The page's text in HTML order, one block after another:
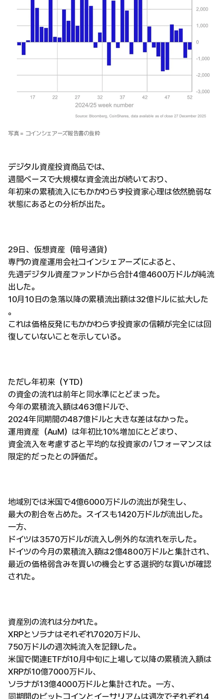
写真 = コインシェアーズ報告書の抜粋
デジタル資産投資商品では、
週間ベースで大規模な資金流出が続いており、
年初来の累積流入にもかかわらず投資家心理は依然脆弱な
状態にあるとの分析が出た。
29日、仮想資産（暗号通貨）
専門の資産運用会社コインシェアーズによると、
先週デジタル資産ファンドから合計4億4600万ドルが純流
出した。
10月10日の急落以降の累積流出額は32億ドルに拡大した
。
これは価格反発にもかかわらず投資家の信頼が完全には回
復していないことを示している。
ただし年初来（YTD）
の資金の流れは前年と同水準にとどまった。
今年の累積流入額は463億ドルで、
2024年同期間の487億ドルと大きな差はなかった。
運用資産（AuM）は年初比10%増加にとどまり、
資金流入を考慮すると平均的な投資家のパフォーマンスは
限定的だったとの評価だ。
地域別では米国で4億6000万ドルの流出が発生し、
最大の割合を占めた。スイスも1420万ドルが流出した。
一方、
ドイツは3570万ドルが流入し例外的な流れを示した。
ドイツの今月の累積流入額は2億4800万ドルと集計され、
最近の価格弱含みを買いの機会とする選択的な買いが確認
された。
資産別の流れは分かれた。
XRPとソラナはそれぞれ7020万ドル、
750万ドルの週次純流入を記録した。
米国で関連ETFが10月中旬に上場して以降の累積流入額は
XRPが10億7000万ドル、
ソラナが13億4000万ドルと集計された。一方、
同期間のビットコインとイーサリアムは週次でそれぞれ4